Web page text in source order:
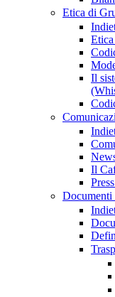
Etica di
Il
Il
Documenti